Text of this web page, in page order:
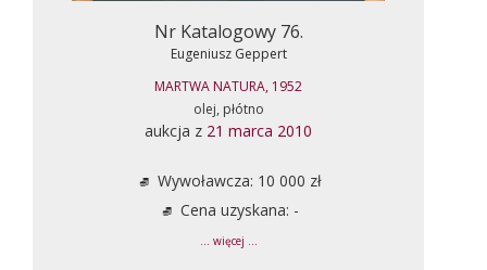
Nr Katalogowy 76.
Eugeniusz Geppert
MARTWA NATURA, 1952
olej, płótno
aukcja z 21 marca 2010
Wywoławcza: 10 000 zł
Cena uzyskana: -
... więcej ...